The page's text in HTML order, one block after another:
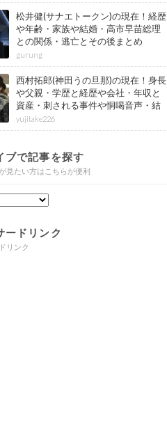
松井健(サナエトークン)の現在！経歴
や年齢・家族や結婚・高市早苗総理
との関係・逃亡とその後まとめ
gurung
西村拓郎(神田うの旦那)の現在！身長
や父親・学歴と経歴や会社・年収と
資産・刺される事件や恫喝音声・結
婚と子供や自宅・脳梗塞の病気もま
とめ
yujitake226
ブで記事を探す
見たい方はこちらが便利
ードリンク
リンク